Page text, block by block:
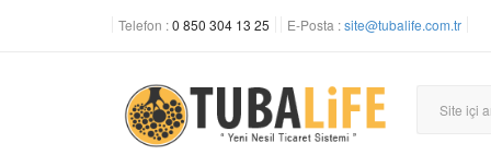
Telefon :0 850 304 13 25 E-Posta :site@tubalife.com.tr